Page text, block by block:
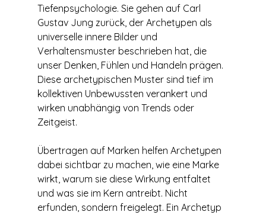
Tiefenpsychologie. Sie gehen auf Carl
Gustav Jung zurück, der Archetypen als
universelle innere Bilder und
Verhaltensmuster beschrieben hat, die
unser Denken, Fühlen und Handeln prägen.
Diese archetypischen Muster sind tief im
kollektiven Unbewussten verankert und
wirken unabhängig von Trends oder
Zeitgeist.
Übertragen auf Marken helfen Archetypen
dabei sichtbar zu machen, wie eine Marke
wirkt, warum sie diese Wirkung entfaltet
und was sie im Kern antreibt. Nicht
erfunden, sondern freigelegt. Ein Archetyp